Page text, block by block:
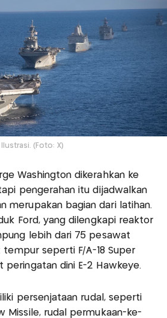
Ilustrasi. (Foto: X)
Washington dikerahkan ke
pengerahan itu dijadwalkan
merupakan bagian dari latihan.
Ford, yang dilengkapi reaktor
lebih dari 75 pesawat
seperti F/A-18 Super
peringatan dini E-2 Hawkeye.​
persenjataan rudal, seperti
Missile, rudal permukaan-ke-